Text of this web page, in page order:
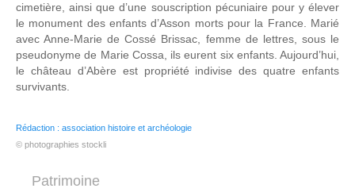
cimetière, ainsi que d’une souscription pécuniaire pour y élever
le monument des enfants d’Asson morts pour la France. Marié
avec Anne-Marie de Cossé Brissac, femme de lettres, sous le
pseudonyme de Marie Cossa, ils eurent six enfants. Aujourd’hui,
le château d’Abère est propriété indivise des quatre enfants
survivants.
Rédaction : association histoire et archéologie
© photographies stockli
Patrimoine